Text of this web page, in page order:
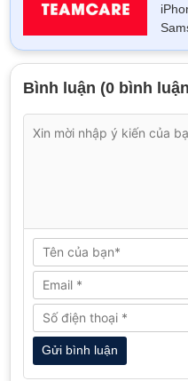
Bình luận (0 bình